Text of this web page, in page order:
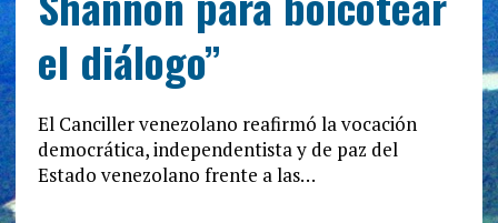
el diálogo”
El Canciller venezolano reafirmó la vocación
democrática, independentista y de paz del
Estado venezolano frente a las…